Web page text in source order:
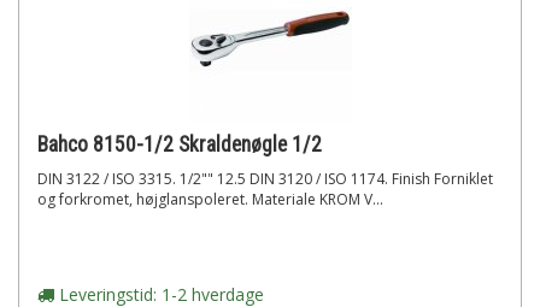
Bahco 8150-1/2 Skraldenøgle 1/2
DIN 3122 / ISO 3315. 1/2"" 12.5 DIN 3120 / ISO 1174. Finish Forniklet
og forkromet, højglanspoleret. Materiale KROM V...
Leveringstid: 1-2 hverdage